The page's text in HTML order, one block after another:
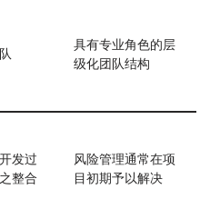
具有专业角色的层
级化团队结构
发过
整合
风险管理通常在项
目初期予以解决